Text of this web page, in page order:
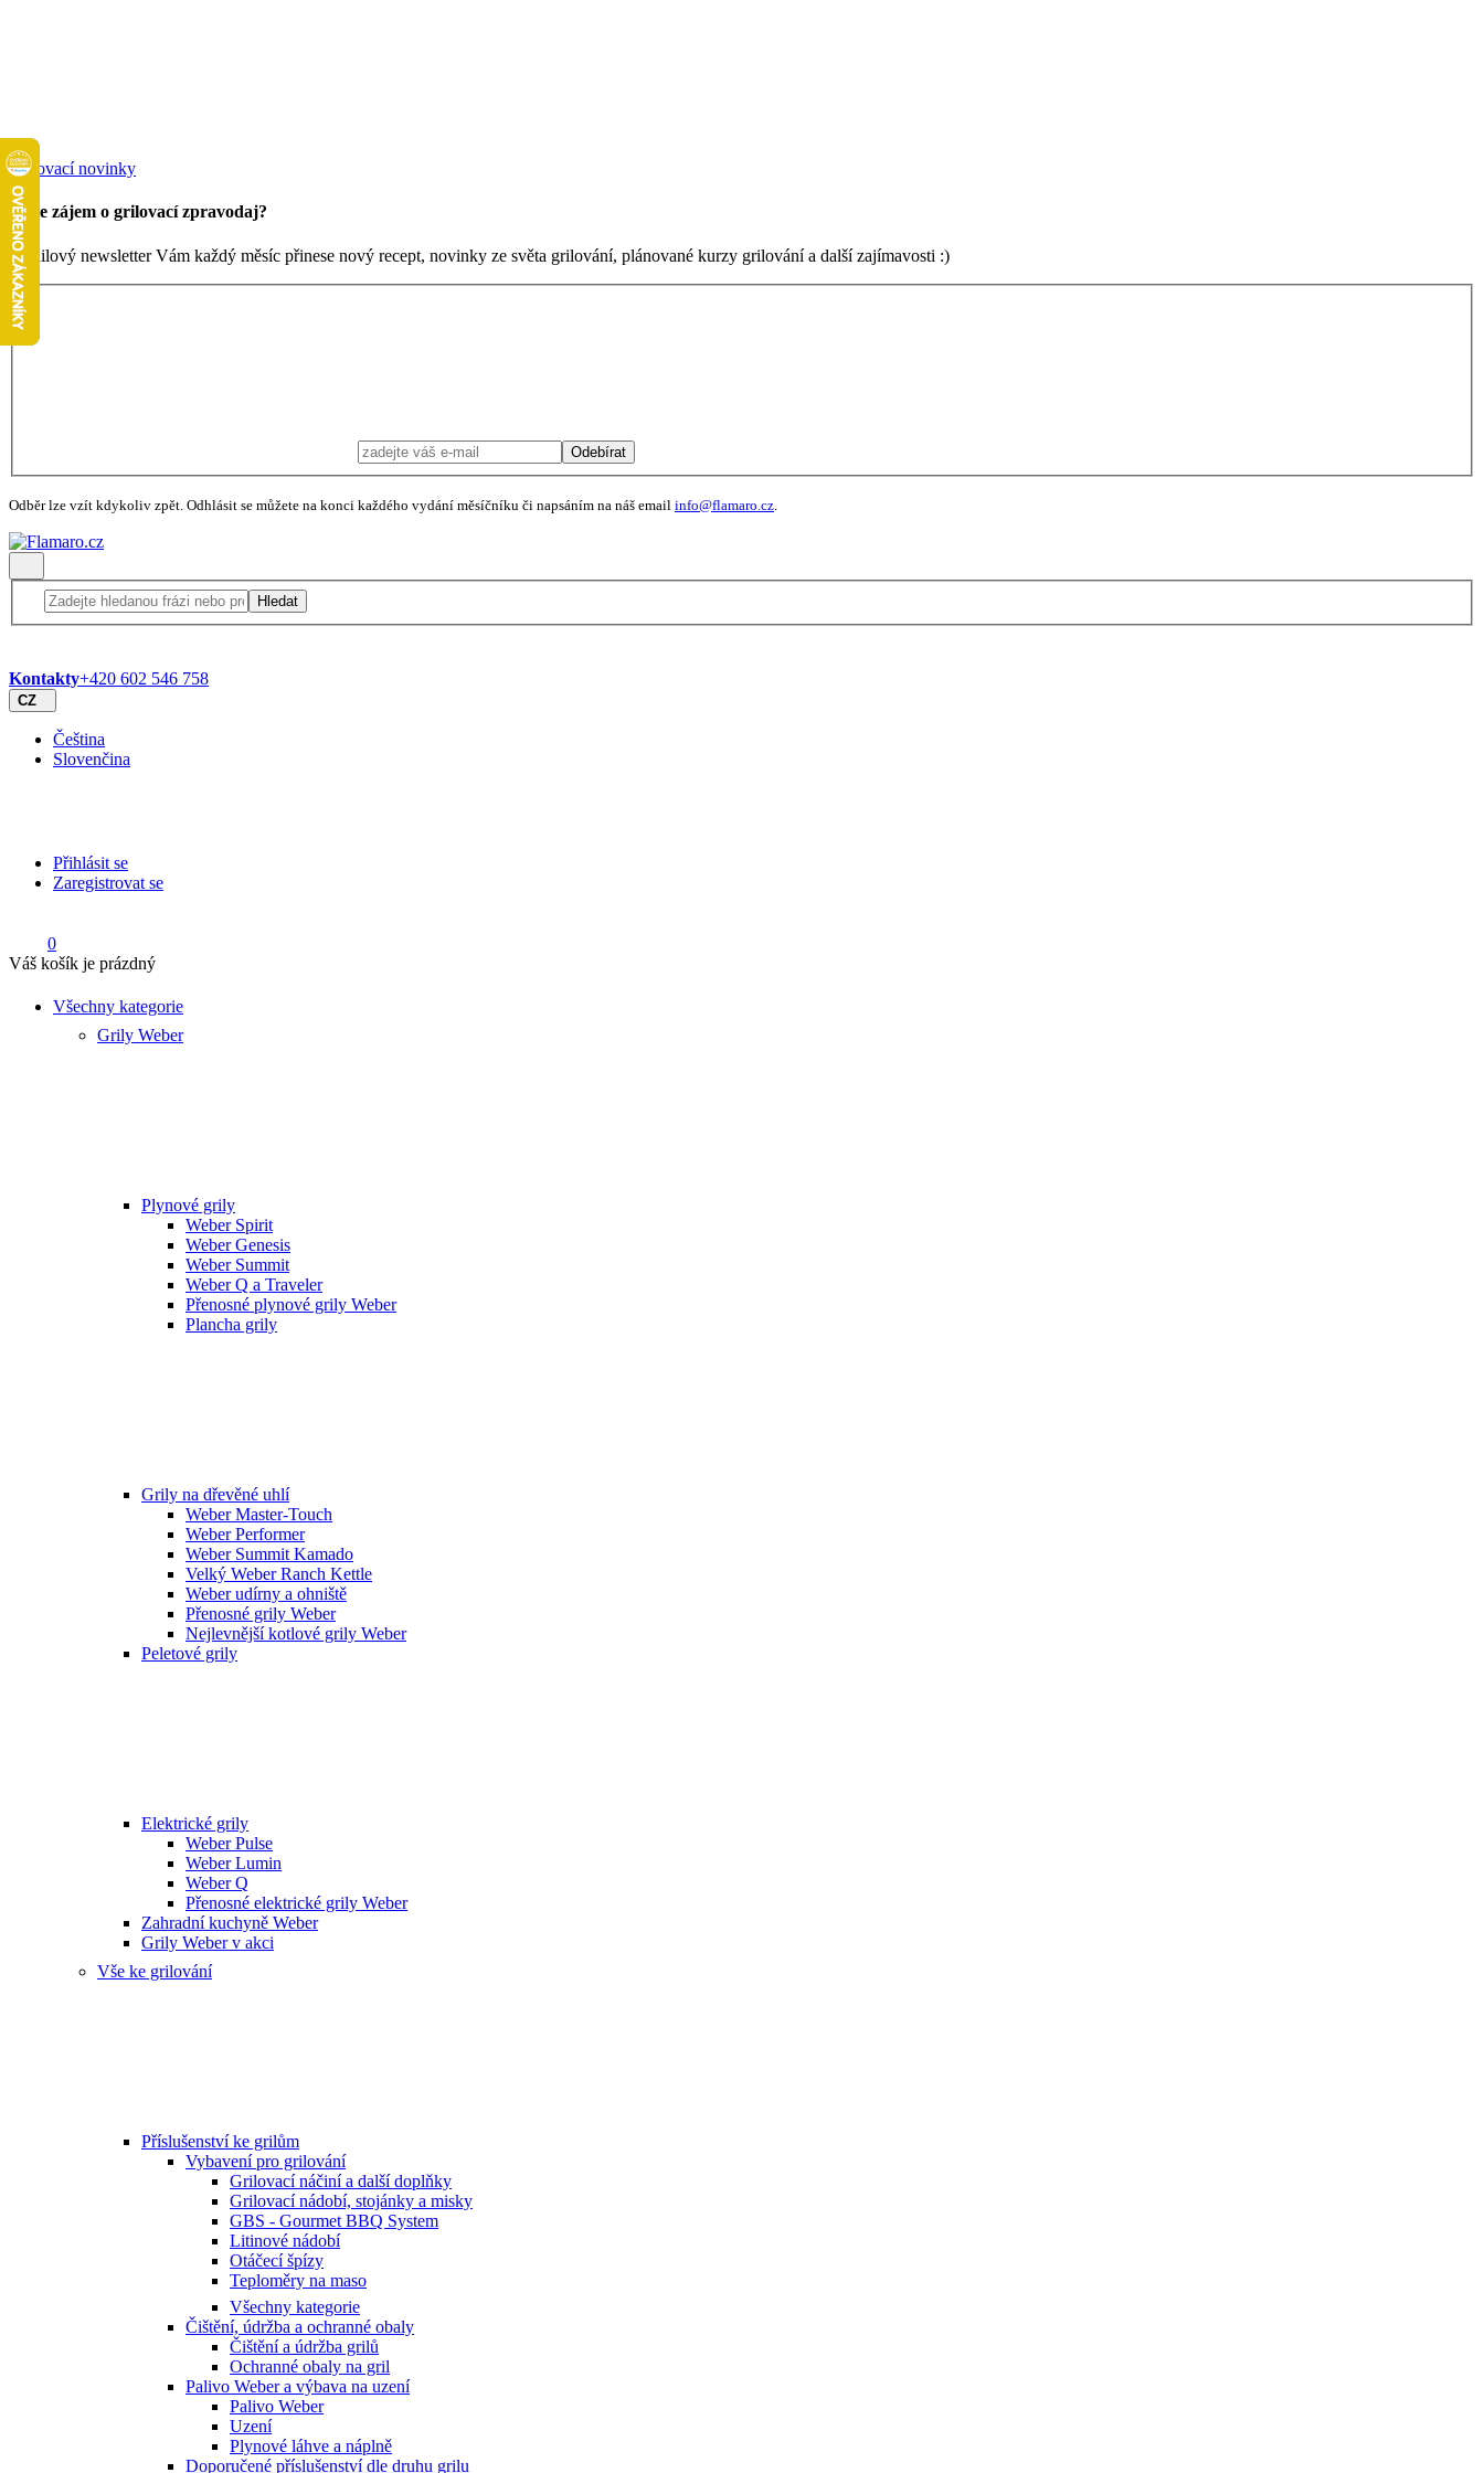
Grilovací novinky
Máte zájem o grilovací zpravodaj?
Emailový newsletter Vám každý měsíc přinese nový recept, novinky ze světa grilování, plánované kurzy grilování a další zajímavosti :)
Odebírat
Odběr lze vzít kdykoliv zpět. Odhlásit se můžete na konci každého vydání měsíčníku či napsáním na náš email info@flamaro.cz.
Hledat
Kontakty+420 602 546 758
CZ
Čeština
Slovenčina
Přihlásit se
Zaregistrovat se
0
Váš košík je prázdný
Všechny kategorie
Grily Weber
Plynové grily
Weber Spirit
Weber Genesis
Weber Summit
Weber Q a Traveler
Přenosné plynové grily Weber
Plancha grily
Grily na dřevěné uhlí
Weber Master-Touch
Weber Performer
Weber Summit Kamado
Velký Weber Ranch Kettle
Weber udírny a ohniště
Přenosné grily Weber
Nejlevnější kotlové grily Weber
Peletové grily
Elektrické grily
Weber Pulse
Weber Lumin
Weber Q
Přenosné elektrické grily Weber
Zahradní kuchyně Weber
Grily Weber v akci
Vše ke grilování
Příslušenství ke grilům
Vybavení pro grilování
Grilovací náčiní a další doplňky
Grilovací nádobí, stojánky a misky
GBS - Gourmet BBQ System
Litinové nádobí
Otáčecí špízy
Teploměry na maso
Všechny kategorie
Čištění, údržba a ochranné obaly
Čištění a údržba grilů
Ochranné obaly na gril
Palivo Weber a výbava na uzení
Palivo Weber
Uzení
Plynové láhve a náplně
Doporučené příslušenství dle druhu grilu